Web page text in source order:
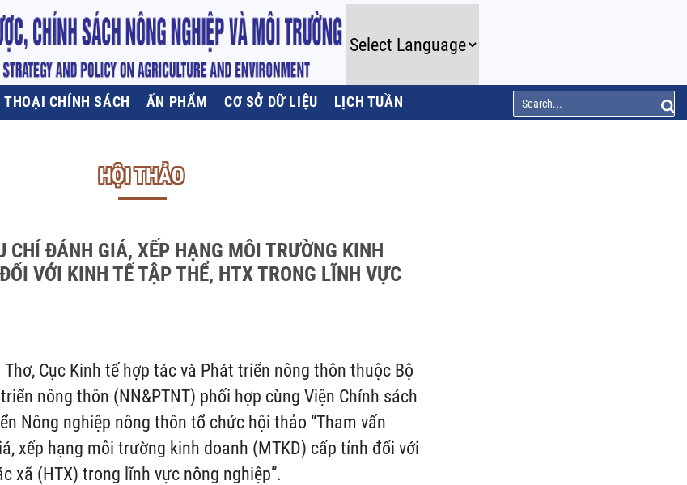
THOẠI CHÍNH SÁCH ẤN PHẨM CƠ SỞ DỮ LIỆU LỊCH TUẦN
HỘI THẢO
CHÍ ĐÁNH GIÁ, XẾP HẠNG MÔI TRƯỜNG KINH
VỚI KINH TẾ TẬP THỂ, HTX TRONG LĨNH VỰC
Thơ, Cục Kinh tế hợp tác và Phát triển nông thôn thuộc Bộ
nông thôn (NN&PTNT) phối hợp cùng Viện Chính sách
Nông nghiệp nông thôn tổ chức hội thảo “Tham vấn
xếp hạng môi trường kinh doanh (MTKD) cấp tỉnh đối với
xã (HTX) trong lĩnh vực nông nghiệp”.